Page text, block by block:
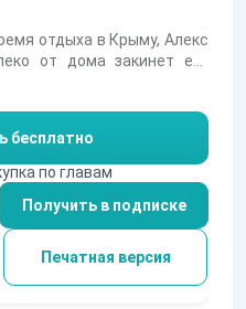
отдыха в Крыму, Алекс
от дома закинет его
Высокого Волшебства и
магии, он волей неволей
водоворот событий
могущественными
из которых видит в нем
себя. Для вех ценителей
бесплатно
по главам
Получить в подписке
Печатная версия